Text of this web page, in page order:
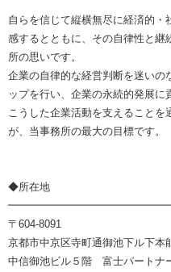
自らを信じて縦横無尽に経済的
感するとともに、その自律性と継
所の思いです。
企業の自律的な経営判断を迷いの
ップを行い、企業の永続的発展に
こうした企業活動を支えることを
が、当事務所の最大の目標です。
◆所在地
〒604-8091
京都市中京区寺町通御池下ル下本
中信御池ビル５階 富士パートナ